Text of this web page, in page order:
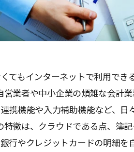
てもインターネットで利用でき
営業者や中小企業の煩雑な会計
携機能や入力補助機能など、日
特徴は、クラウドである点、簿
行やクレジットカードの明細を